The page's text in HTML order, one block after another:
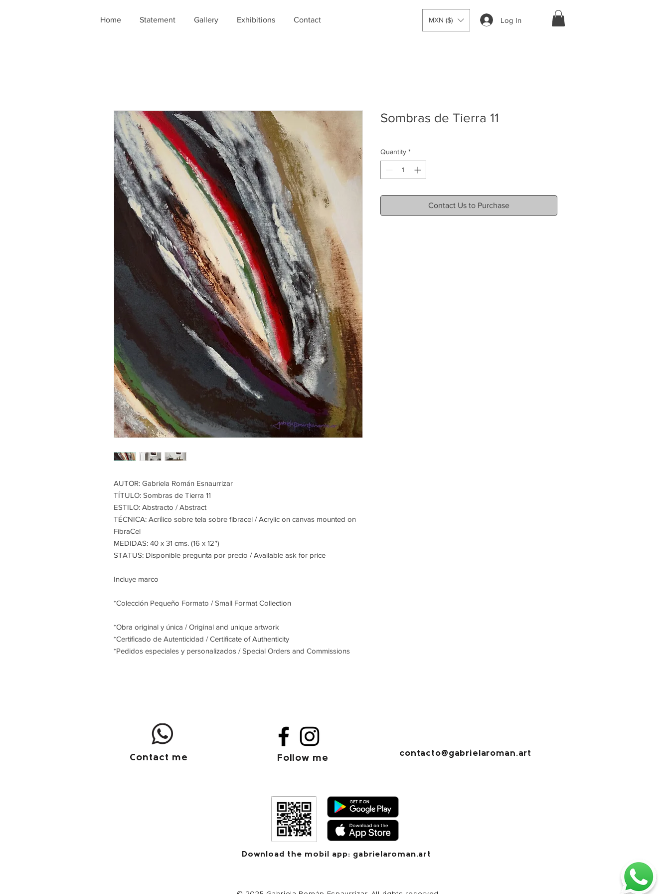
Home Statement Gallery Exhibitions Contact MXN ($) Log In
AUTOR: Gabriela Román Esnaurrizar
TÍTULO: Sombras de Tierra 11
ESTILO: Abstracto / Abstract
TÉCNICA: Acrílico sobre tela sobre fibracel / Acrylic on canvas mounted on
FibraCel
MEDIDAS: 40 x 31 cms. (16 x 12’')
STATUS: Disponible pregunta por precio / Available ask for price
Incluye marco
*Colección Pequeño Formato / Small Format Collection
*Obra original y única / Original and unique artwork
*Certificado de Autenticidad / Certificate of Authenticity
*Pedidos especiales y personalizados / Special Orders and Commissions
Sombras de Tierra 11
Quantity *
Contact Us to Purchase
Contact me Follow me
contacto@gabrielaroman.art
Download the mobil app: gabrielaroman.art